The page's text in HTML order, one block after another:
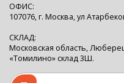
ОФИС:
107076, г. Москва, ул
СКЛАД:
Московская область,
«Томилино» склад 3Ш.